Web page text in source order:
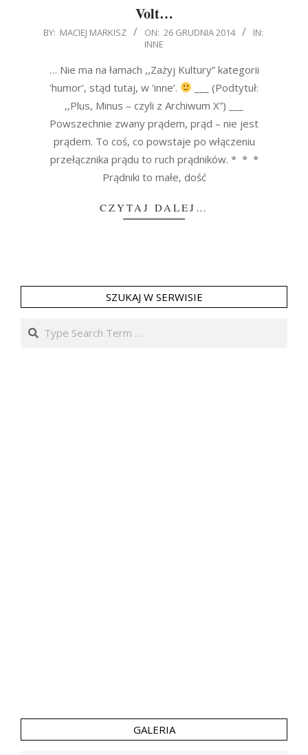
Volt…
2014-
BY: MACIEJ MARKISZ ON: 26 GRUDNIA 2014
IN:
INNE
… Nie ma na łamach ,,Zażyj Kultury” kategorii
'humor’, stąd tutaj, w 'inne’.
___ (Podtytuł:
,,Plus, Minus – czyli z Archiwum X”) ___
Powszechnie zwany prądem, prąd – nie jest
prądem. To coś, co powstaje po włączeniu
przełącznika prądu to ruch prądników. * * *
Prądniki to małe, dość
CZYTAJ DALEJ…
SZUKAJ W SERWISIE
Search
GALERIA